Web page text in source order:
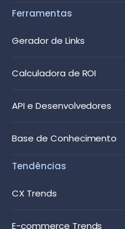
Ferramentas
Gerador de Links
Calculadora de ROI
API e Desenvolvedores
Base de Conhecimento
Tendências
CX Trends
E-commerce Trends